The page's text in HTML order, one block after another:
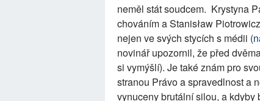
neměl stát soudcem. Krystyna
chováním a Stanisław
nejen ve svých stycích s médii (
novinář upozornil, že před
si vymýšlí). Je také znám pro
stranou Právo a spravedlnost a
vynuceny brutální silou, a